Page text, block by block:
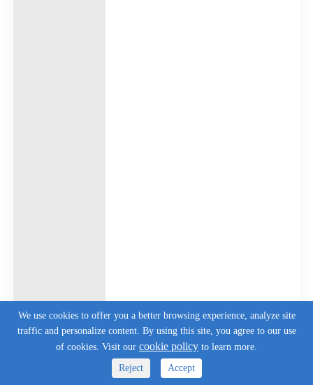
We use cookies to offer you a better browsing experience, analyze site
traffic and personalize content. By using this site, you agree to our use
of cookies. Visit our cookie policy to learn more.
Reject
Accept